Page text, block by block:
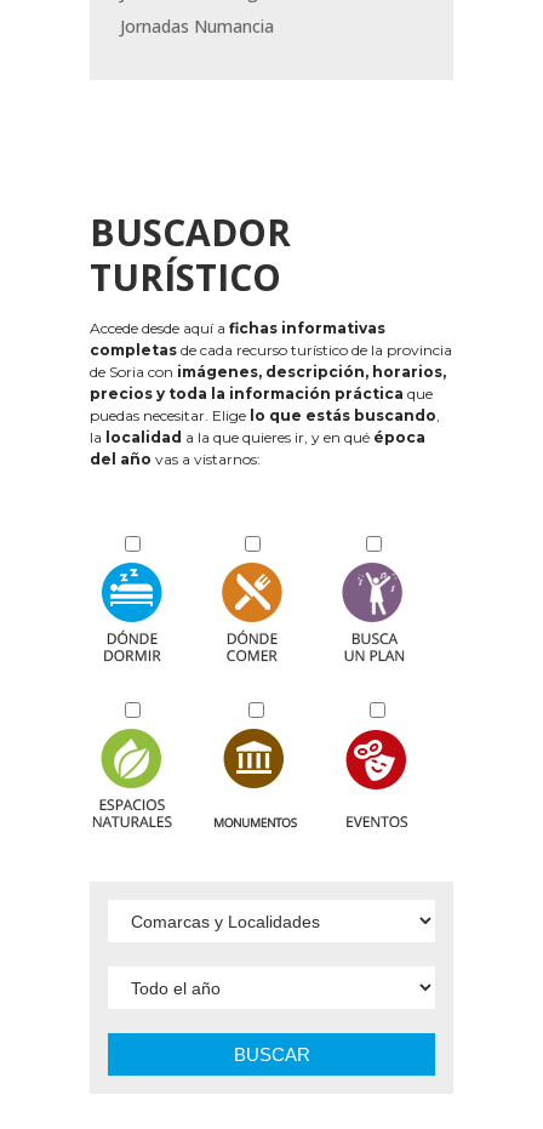
Jornadas Numancia
BUSCADOR
TURÍSTICO
Accede desde aquí a fichas informativas
completas de cada recurso turístico de la provincia
de Soria con imágenes, descripción, horarios,
precios y toda la información práctica que
puedas necesitar. Elige lo que estás buscando,
la localidad a la que quieres ir, y en qué época
del año vas a vistarnos:
BUSCAR